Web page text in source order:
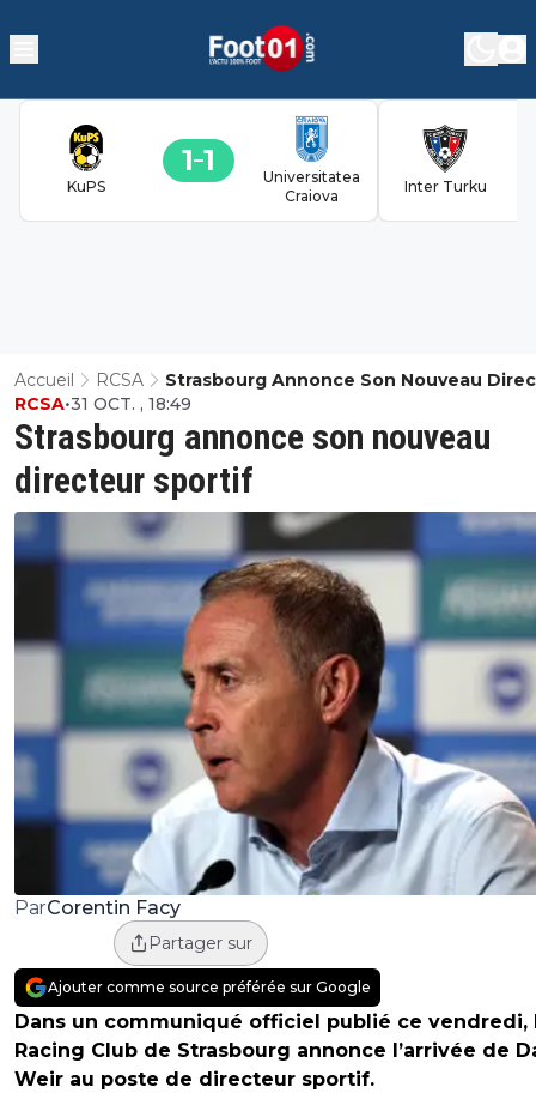
KuPS
1 1
Universitatea
Craiova
Inter Turku
Accueil RCSA
Strasbourg Annonce Son Nouveau
Sportif
Strasbourg annonce son nouveau
directeur sportif
RCSA•31 OCT. , 18:49
ParCorentin Facy
Partager sur
Ajouter comme source préférée sur Google
Dans un communiqué officiel publié ce vendredi,
Racing Club de Strasbourg annonce l’arrivée de
Weir au poste de directeur sportif.